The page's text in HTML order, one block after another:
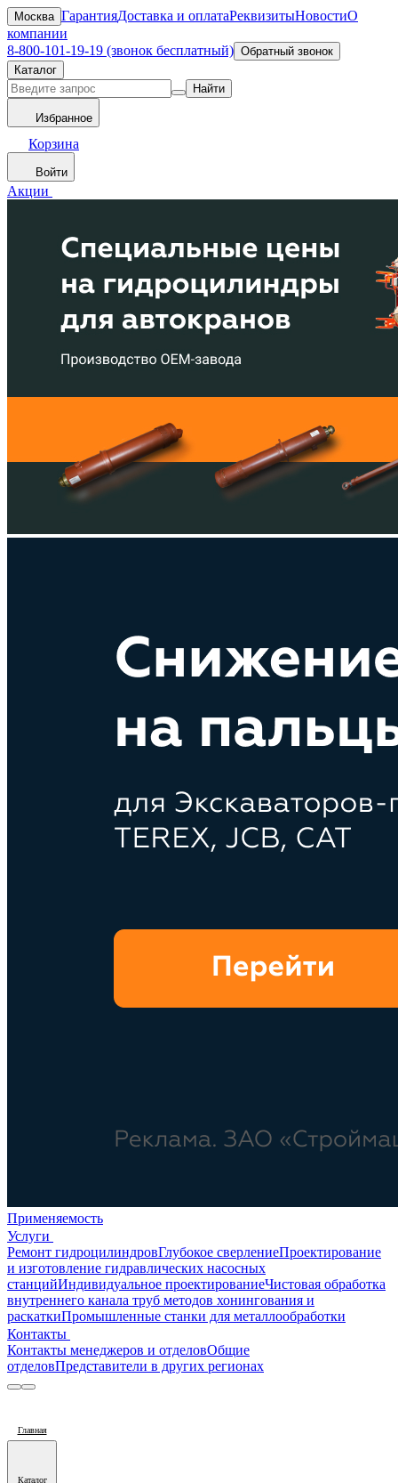
Москва ГарантияДоставка и оплатаРеквизитыНовостиО
компании
8-800-101-19-19 (звонок бесплатный) Обратный звонок
Каталог
Найти
Избранное
Корзина
Войти
Акции
Применяемость
Услуги
Ремонт гидроцилиндровГлубокое сверлениеПроектирование
и изготовление гидравлических насосных
станцийИндивидуальное проектированиеЧистовая обработка
внутреннего канала труб методов хонингования и
раскаткиПромышленные станки для металлообработки
Контакты
Контакты менеджеров и отделовОбщие
отделовПредставители в других регионах
Главная
Каталог